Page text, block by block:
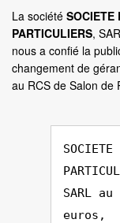
La société SOCIETE
PARTICULIERS,
nous a confié la
changement de
au RCS de Salon de
SOCIETE
SARL
euros,